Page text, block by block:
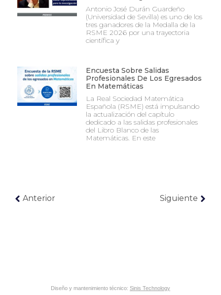
Antonio José Durán Guardeño
(Universidad de Sevilla) es uno de los
tres ganadores de la Medalla de la
RSME 2026 por una trayectoria
científica y
Encuesta Sobre Salidas
Profesionales De Los Egresados
En Matemáticas
La Real Sociedad Matemática
Española (RSME) está impulsando
la actualización del capítulo
dedicado a las salidas profesionales
del Libro Blanco de las
Matemáticas. En este
Anterior Siguiente
Diseño y mantenimiento técnico: Sinis Technology